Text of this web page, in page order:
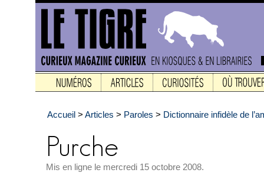
Accueil > Articles > Paroles > Dictionnaire infidèle de
Mis en ligne le mercredi 15 octobre 2008.